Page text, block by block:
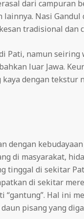
dari campuran
Nasi
tradisional dan
Pati, namun
luar Jawa.
dengan
dengan
di masyarakat,
tinggal di sekitar
di sekitar
“gantung”. Hal ini
pisang yang